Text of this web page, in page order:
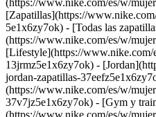
(https://www.nike.com/es/w/
[Zapatillas](https://
5e1x6zy7ok) - [Todas las
(https://www.nike.com/es/w/
[Lifestyle](https://www.nike.com/
13jrmz5e1x6zy7ok) -
jordan-zapatillas-
(https://www.nike.com/es/w/
37v7jz5e1x6zy7ok) - [Gym y
(https://www.nike.com/es/w/